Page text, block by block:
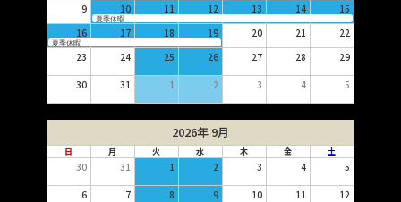
9 10 11 12 13 14 15
夏季休暇
16 17 18 19 20 21 22
夏季休暇
23 24 25 26 27 28 29
30 31 1 2 3 4 5
2026年 9月
日 月 火 水 木 金 土
30 31 1 2 3 4 5
6 7 8 9 10 11 12